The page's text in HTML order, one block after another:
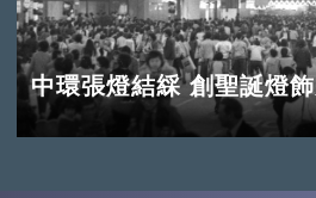
中環張燈結綵 創聖誕燈